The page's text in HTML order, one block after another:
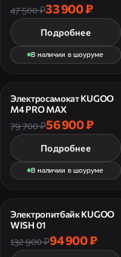
47 500 ₽33 900 ₽
Подробнее
В наличии в шоуруме
Электросамокат KUGOO
M4 PRO MAX
79 700 ₽56 900 ₽
Подробнее
В наличии в шоуруме
Электропитбайк KUGOO
WISH 01
132 900 ₽94 900 ₽